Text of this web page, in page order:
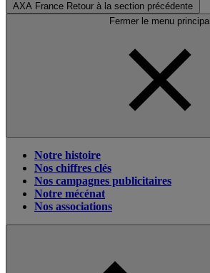
AXA France Retour à la section précédente
Fermer le menu principal
Notre histoire
Nos chiffres clés
Nos campagnes publicitaires
Notre mécénat
Nos associations